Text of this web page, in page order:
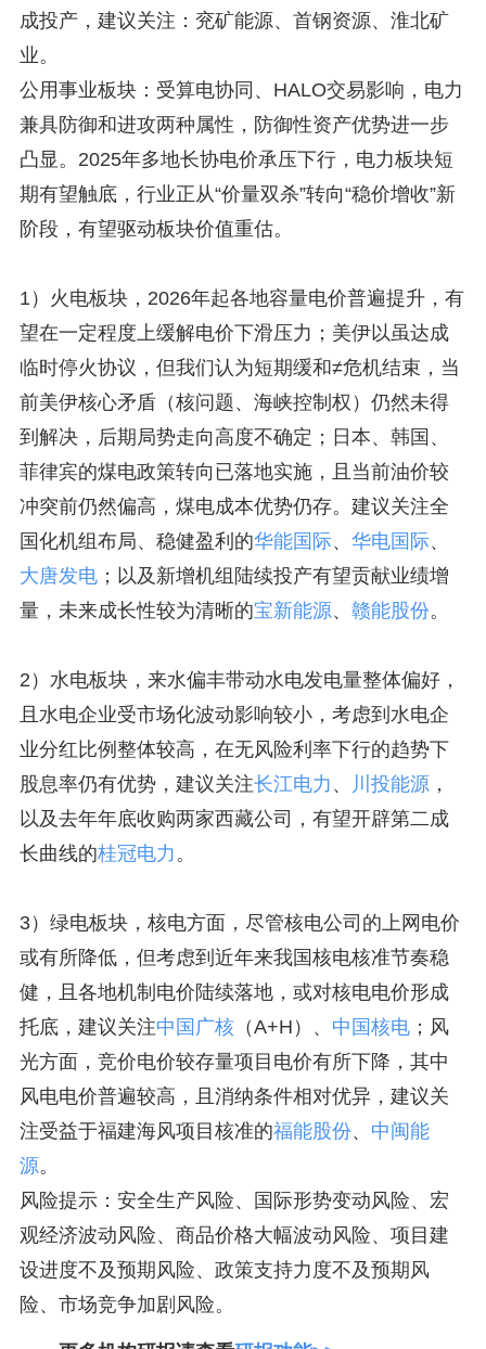
成投产，建议关注：兖矿能源、首钢资源、淮北矿
业。
公用事业板块：受算电协同、HALO交易影响，电力
兼具防御和进攻两种属性，防御性资产优势进一步
凸显。2025年多地长协电价承压下行，电力板块短
期有望触底，行业正从“价量双杀”转向“稳价增收”新
阶段，有望驱动板块价值重估。
1）火电板块，2026年起各地容量电价普遍提升，有
望在一定程度上缓解电价下滑压力；美伊以虽达成
临时停火协议，但我们认为短期缓和≠危机结束，当
前美伊核心矛盾（核问题、海峡控制权）仍然未得
到解决，后期局势走向高度不确定；日本、韩国、
菲律宾的煤电政策转向已落地实施，且当前油价较
冲突前仍然偏高，煤电成本优势仍存。建议关注全
国化机组布局、稳健盈利的华能国际、 华电国际、
大唐发电；以及新增机组陆续投产有望贡献业绩增
量，未来成长性较为清晰的宝新能源、 赣能股份。
2）水电板块，来水偏丰带动水电发电量整体偏好，
且水电企业受市场化波动影响较小，考虑到水电企
业分红比例整体较高，在无风险利率下行的趋势下
股息率仍有优势，建议关注长江电力 、 川投能源，
以及去年年底收购两家西藏公司，有望开辟第二成
长曲线的桂冠电力。
3）绿电板块，核电方面，尽管核电公司的上网电价
或有所降低，但考虑到近年来我国核电核准节奏稳
健，且各地机制电价陆续落地，或对核电电价形成
托底，建议关注中国广核（A+H）、 中国核电；风
光方面，竞价电价较存量项目电价有所下降，其中
风电电价普遍较高，且消纳条件相对优异，建议关
注受益于福建海风项目核准的福能股份、 中闽能
源。
风险提示：安全生产风险、国际形势变动风险、宏
观经济波动风险、商品价格大幅波动风险、项目建
设进度不及预期风险、政策支持力度不及预期风
险、市场竞争加剧风险。